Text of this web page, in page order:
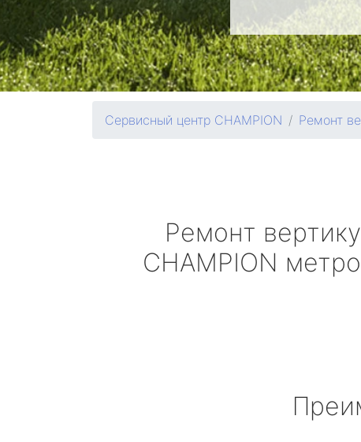
Сервисный центр CHAMPION Ремонт
Ремонт
CHAMPION